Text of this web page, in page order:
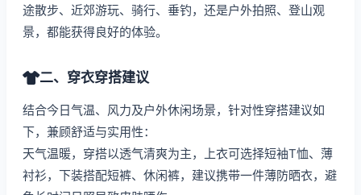
途散步、近郊游玩、骑行、垂钓，还是户外拍照、登山观
景，都能获得良好的体验。
二、穿衣穿搭建议
结合今日气温、风力及户外休闲场景，针对性穿搭建议如
下，兼顾舒适与实用性：
天气温暖，穿搭以透气清爽为主，上衣可选择短袖T恤、薄
衬衫，下装搭配短裤、休闲裤，建议携带一件薄防晒衣，避